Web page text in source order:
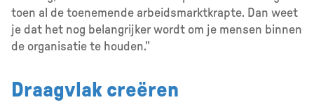
toen al de toenemende arbeidsmarktkrapte. Dan weet
je dat het nog belangrijker wordt om je mensen binnen
de organisatie te houden.”
Draagvlak creëren